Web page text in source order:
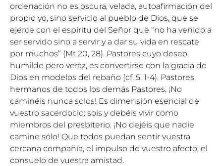
ordenación no es oscura, velada, autoafirmación del
propio yo, sino servicio al pueblo de Dios, que se
ejerce con el espíritu del Señor que “no ha venido a
ser servido sino a servir y a dar su vida en rescate
por muchos” (Mt 20, 28). Pastores cuyo deseo,
humilde pero veraz, es convertirse con la gracia de
Dios en modelos del rebaño (cf. 5, 1-4). Pastores,
hermanos de todos los demás Pastores. ¡No
caminéis nunca solos! Es dimensión esencial de
vuestro sacerdocio: sois y debéis vivir como
miembros del presbiterio. ¡No dejéis que nadie
camine sólo! Que todos puedan sentir vuestra
cercana compañía, el impulso de vuestro afecto, el
consuelo de vuestra amistad.